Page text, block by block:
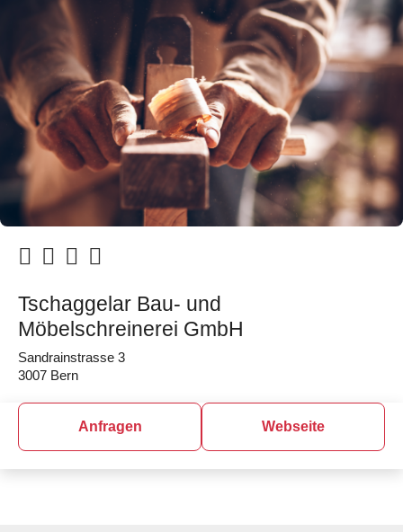
Tschaggelar Bau- und
Möbelschreinerei GmbH
Sandrainstrasse 3
3007 Bern
Anfragen Webseite